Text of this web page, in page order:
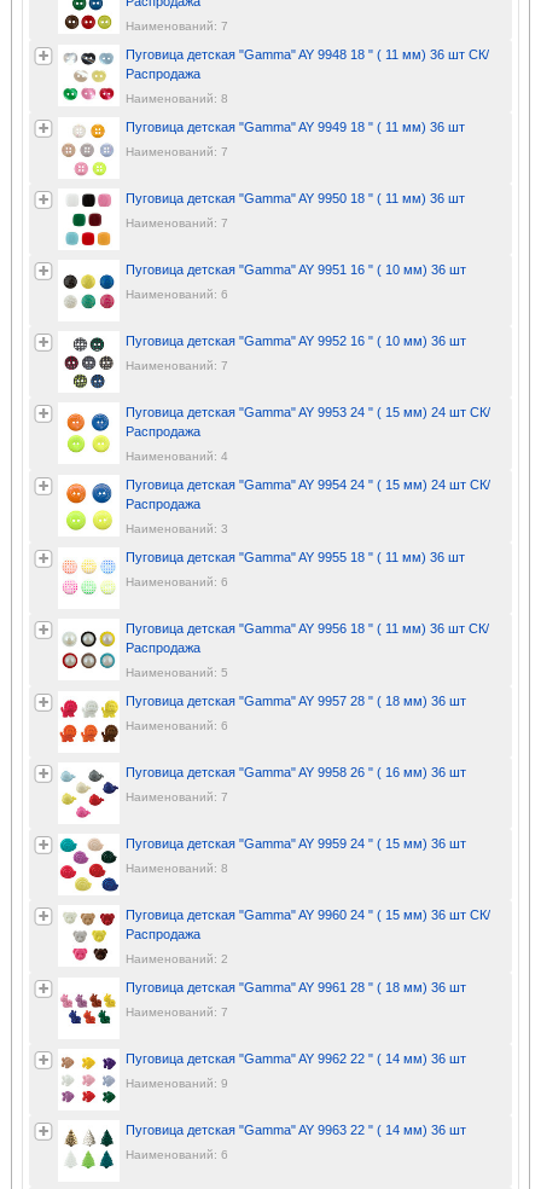
Наименований: 7
Пуговица детская "Gamma" AY 9948 18 " ( 11 мм) 36 шт СК/
Распродажа
Наименований: 8
Пуговица детская "Gamma" AY 9949 18 " ( 11 мм) 36 шт
Наименований: 7
Пуговица детская "Gamma" AY 9950 18 " ( 11 мм) 36 шт
Наименований: 7
Пуговица детская "Gamma" AY 9951 16 " ( 10 мм) 36 шт
Наименований: 6
Пуговица детская "Gamma" AY 9952 16 " ( 10 мм) 36 шт
Наименований: 7
Пуговица детская "Gamma" AY 9953 24 " ( 15 мм) 24 шт СК/
Распродажа
Наименований: 4
Пуговица детская "Gamma" AY 9954 24 " ( 15 мм) 24 шт СК/
Распродажа
Наименований: 3
Пуговица детская "Gamma" AY 9955 18 " ( 11 мм) 36 шт
Наименований: 6
Пуговица детская "Gamma" AY 9956 18 " ( 11 мм) 36 шт СК/
Распродажа
Наименований: 5
Пуговица детская "Gamma" AY 9957 28 " ( 18 мм) 36 шт
Наименований: 6
Пуговица детская "Gamma" AY 9958 26 " ( 16 мм) 36 шт
Наименований: 7
Пуговица детская "Gamma" AY 9959 24 " ( 15 мм) 36 шт
Наименований: 8
Пуговица детская "Gamma" AY 9960 24 " ( 15 мм) 36 шт СК/
Распродажа
Наименований: 2
Пуговица детская "Gamma" AY 9961 28 " ( 18 мм) 36 шт
Наименований: 7
Пуговица детская "Gamma" AY 9962 22 " ( 14 мм) 36 шт
Наименований: 9
Пуговица детская "Gamma" AY 9963 22 " ( 14 мм) 36 шт
Наименований: 6